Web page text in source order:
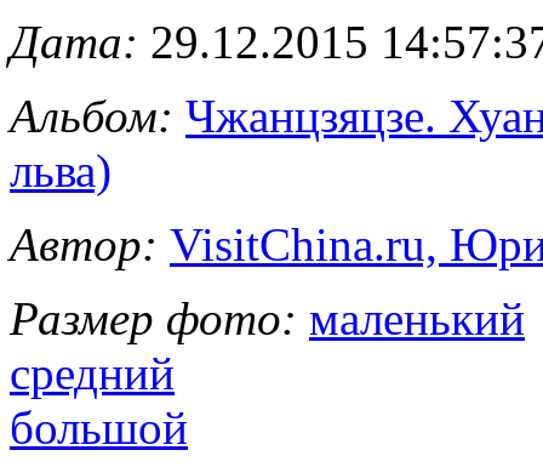
Дата: 29.12.2015
Альбом: Чжанцзяцзе.
льва)
Автор: VisitChina.ru,
Размер фото: маленький
средний
большой